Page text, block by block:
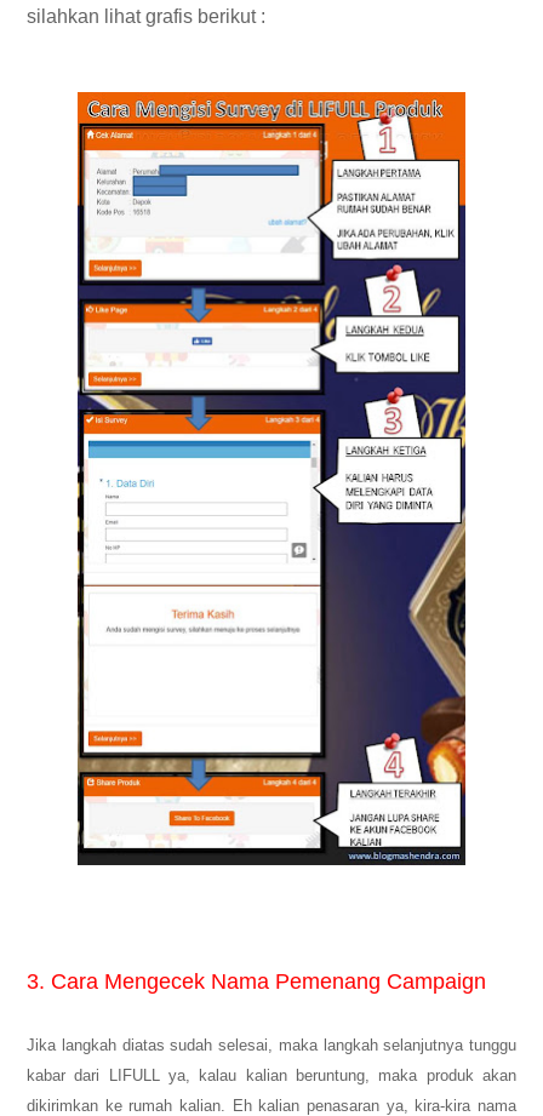
silahkan lihat grafis berikut :
3. Cara Mengecek Nama Pemenang Campaign
Jika langkah diatas sudah selesai, maka langkah selanjutnya tunggu
kabar dari LIFULL ya, kalau kalian beruntung, maka produk akan
dikirimkan ke rumah kalian. Eh kalian penasaran ya, kira-kira nama